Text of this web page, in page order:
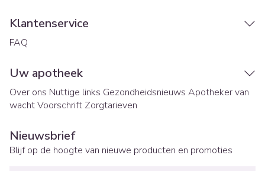
Klantenservice
FAQ
Uw apotheek
Over ons Nuttige links Gezondheidsnieuws Apotheker van
wachtVoorschrift Zorgtarieven
Nieuwsbrief
Blijf op de hoogte van nieuwe producten en promoties